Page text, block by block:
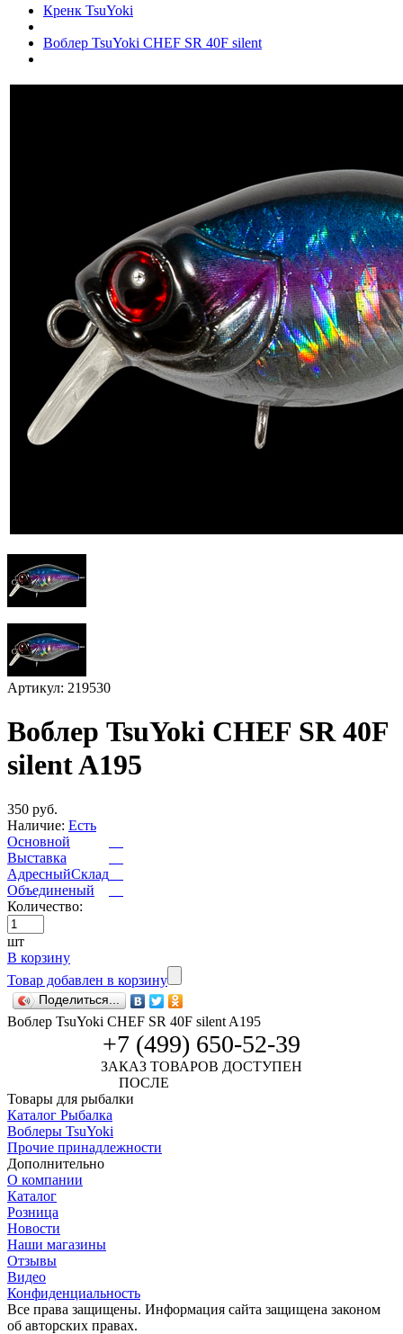
Кренк TsuYoki
Воблер TsuYoki CHEF SR 40F silent
Артикул: 219530
Воблер TsuYoki CHEF SR 40F
silent A195
350 руб.
Наличие: Есть
Основной
Выставка
АдресныйСклад
Объединеный
Количество:
шт
В корзину
Товар добавлен в корзину
Поделиться...
Воблер TsuYoki CHEF SR 40F silent A195
+7 (499) 650-52-39
ЗАКАЗ ТОВАРОВ ДОСТУПЕН
ПОСЛЕ
Товары для рыбалки
Каталог Рыбалка
Воблеры TsuYoki
Прочие принадлежности
Дополнительно
О компании
Каталог
Розница
Новости
Наши магазины
Отзывы
Видео
Конфиденциальность
Все права защищены. Информация сайта защищена законом
об авторских правах.